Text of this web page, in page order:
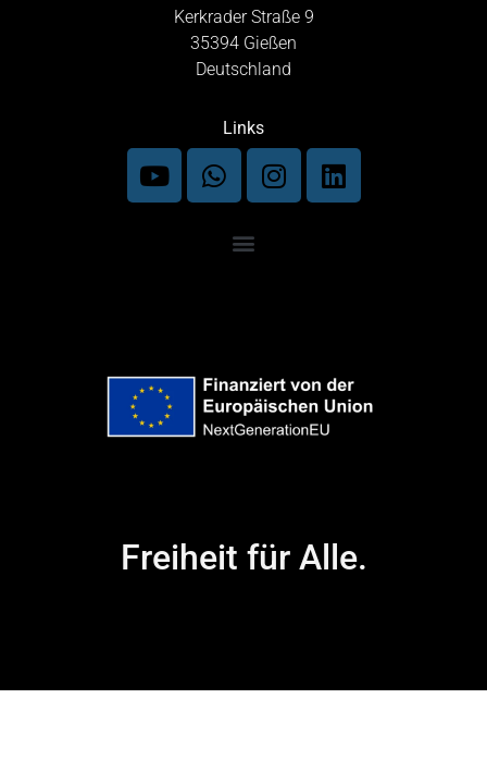
Kerkrader Straße 9
35394 Gießen
Deutschland
Links
Freiheit für Alle.